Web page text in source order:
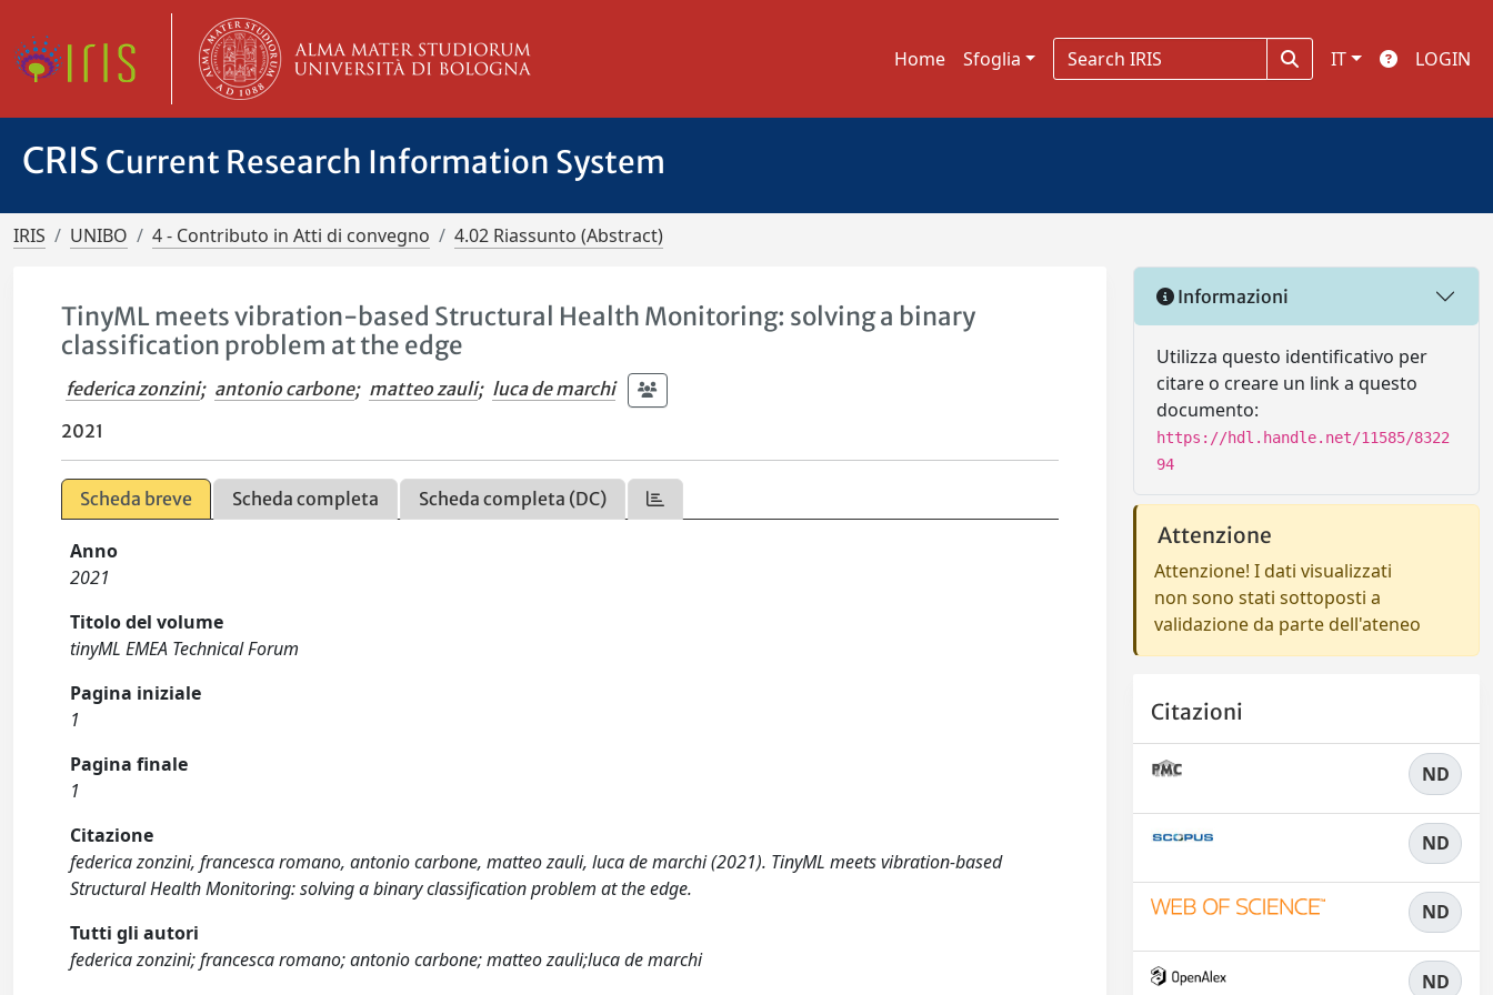
Home Sfoglia IT LOGIN
CRIS Current Research Information System
IRIS UNIBO 4 - Contributo in Atti di convegno 4.02 Riassunto (Abstract)
TinyML meets vibration-based Structural Health Monitoring: solving a binary
classification problem at the edge
federica zonzini; antonio carbone; matteo zauli; luca de marchi
2021
Scheda breve Scheda completa Scheda completa (DC)
Anno
2021
Titolo del volume
tinyML EMEA Technical Forum
Pagina iniziale
1
Pagina finale
1
Citazione
federica zonzini, francesca romano, antonio carbone, matteo zauli, luca de marchi (2021). TinyML meets vibration-based
Structural Health Monitoring: solving a binary classification problem at the edge.
Tutti gli autori
federica zonzini; francesca romano; antonio carbone; matteo zauli;luca de marchi
Informazioni
Utilizza questo identificativo per
citare o creare un link a questo
documento:
https://hdl.handle.net/11585/8322
94
Attenzione
Attenzione! I dati visualizzati
non sono stati sottoposti a
validazione da parte dell'ateneo
Citazioni
ND
ND
ND
ND